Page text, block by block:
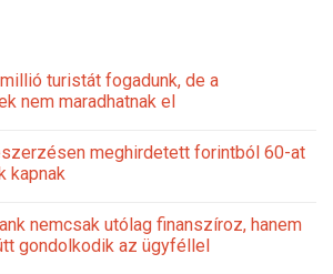
turistát fogadunk, de a
nem maradhatnak el
meghirdetett forintból 60-at
kapnak
nemcsak utólag finanszíroz, hanem
gondolkodik az ügyféllel